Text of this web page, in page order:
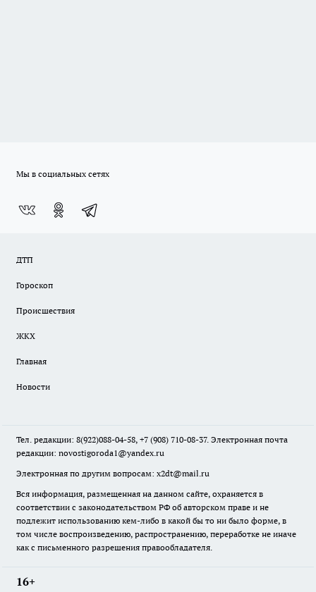
Мы в социальных сетях
ДТП
Гороскоп
Происшествия
ЖКХ
Главная
Новости
Тел. редакции: 8(922)088-04-58, +7 (908) 710-08-37. Электронная почта
редакции: novostigoroda1@yandex.ru
Электронная по другим вопросам: x2dt@mail.ru
Вся информация, размещенная на данном сайте, охраняется в
соответствии с законодательством РФ об авторском праве и не
подлежит использованию кем-либо в какой бы то ни было форме, в
том числе воспроизведению, распространению, переработке не иначе
как с письменного разрешения правообладателя.
16+